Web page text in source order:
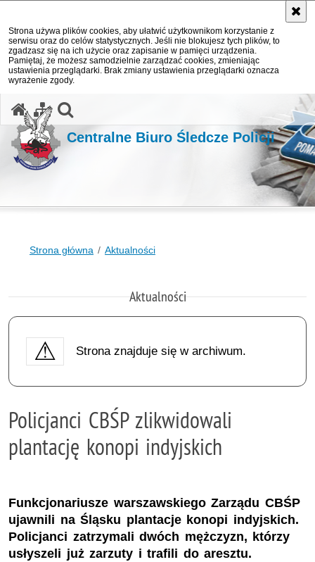
Strona używa plików cookies, aby ułatwić użytkownikom korzystanie z
serwisu oraz do celów statystycznych. Jeśli nie blokujesz tych plików, to
zgadzasz się na ich użycie oraz zapisanie w pamięci urządzenia.
Pamiętaj, że możesz samodzielnie zarządzać cookies, zmieniając
ustawienia przeglądarki. Brak zmiany ustawienia przeglądarki oznacza
wyrażenie zgody.
Centralne Biuro Śledcze Policji
Strona główna Aktualności
Aktualności
Strona znajduje się w archiwum.
Policjanci CBŚP zlikwidowali
plantację konopi indyjskich
Funkcjonariusze warszawskiego Zarządu CBŚP
ujawnili na Śląsku plantacje konopi indyjskich.
Policjanci zatrzymali dwóch mężczyzn, którzy
usłyszeli już zarzuty i trafili do aresztu.